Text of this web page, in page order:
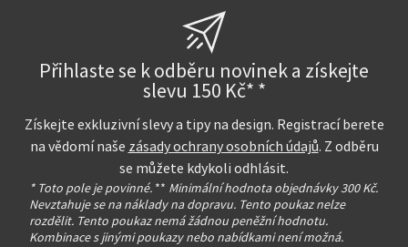
Přihlaste se k odběru novinek a získejte
slevu 150 Kč* *
Získejte exkluzivní slevy a tipy na design. Registrací berete
na vědomí naše zásady ochrany osobních údajů. Z odběru
se můžete kdykoli odhlásit.
* Toto pole je povinné. ** Minimální hodnota objednávky 300 Kč.
Nevztahuje se na náklady na dopravu. Tento poukaz nelze
rozdělit. Tento poukaz nemá žádnou peněžní hodnotu.
Kombinace s jinými poukazy nebo nabídkami není možná.